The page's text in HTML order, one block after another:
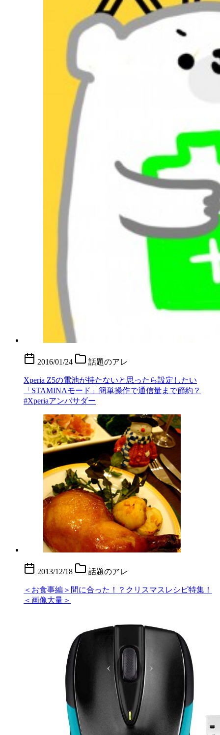
2016/01/24 話題のアレ
Xperia Z5の電池が持たないと思ったら設定したい
「STAMINAモード」簡単操作で通信量まで節約？
#Xperiaアンバサダー
2013/12/18 話題のアレ
＜お食事編＞間に合った！？クリスマスレシピ特集！
＜画像大量＞